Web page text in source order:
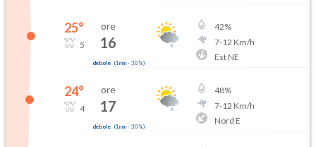
25°
5
ore
16
debole (1mm- 30 %)
42%
7-12 Km/h
Est NE
24°
4
ore
17
debole (1mm- 30 %)
48%
7-12 Km/h
Nord E